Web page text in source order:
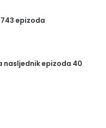
epizoda
nasljednik epizoda 40